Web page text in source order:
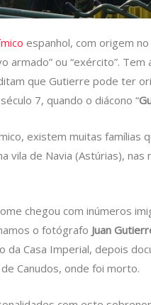
espanhol, com origem
armado” ou “exército”.
que Gutierre pode ter
7, quando o diácono “
existem muitas famílias
vila de Navia (Astúrias), nas
chegou com inúmeros
o fotógrafo Juan
Casa Imperial, depois
Canudos, onde foi morto.